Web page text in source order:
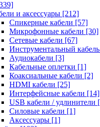
и аксессуары [212]
Спикерные кабели [57]
Микрофонные кабели [30]
Сетевые кабели [67]
Инструментальный кабель
Аудиокабели [3]
Кабельные оплетки [1]
Коаксиальные кабели [2]
HDMI кабели [25]
Интерфейсные кабели [14]
USB кабели / удлинители
Силовые кабели [1]
Аксессуары [1]